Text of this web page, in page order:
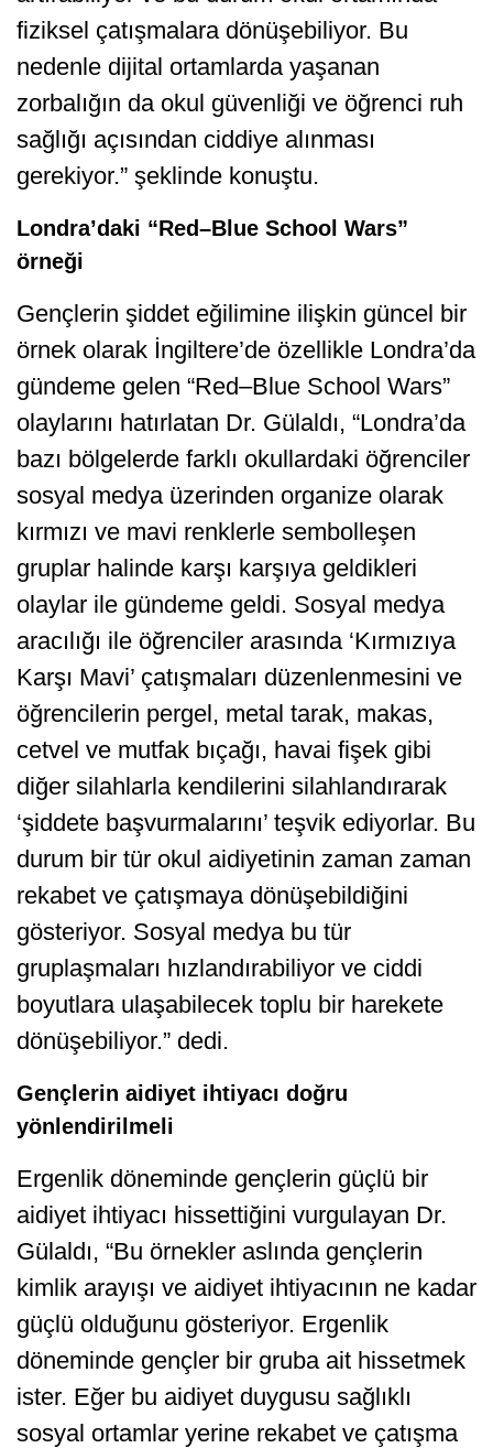
fiziksel çatışmalara dönüşebiliyor. Bu
nedenle dijital ortamlarda yaşanan
zorbalığın da okul güvenliği ve öğrenci ruh
sağlığı açısından ciddiye alınması
gerekiyor.” şeklinde konuştu.
Londra’daki “Red–Blue School Wars”
örneği
Gençlerin şiddet eğilimine ilişkin güncel bir
örnek olarak İngiltere’de özellikle Londra’da
gündeme gelen “Red–Blue School Wars”
olaylarını hatırlatan Dr. Gülaldı, “Londra’da
bazı bölgelerde farklı okullardaki öğrenciler
sosyal medya üzerinden organize olarak
kırmızı ve mavi renklerle sembolleşen
gruplar halinde karşı karşıya geldikleri
olaylar ile gündeme geldi. Sosyal medya
aracılığı ile öğrenciler arasında ‘Kırmızıya
Karşı Mavi’ çatışmaları düzenlenmesini ve
öğrencilerin pergel, metal tarak, makas,
cetvel ve mutfak bıçağı, havai fişek gibi
diğer silahlarla kendilerini silahlandırarak
‘şiddete başvurmalarını’ teşvik ediyorlar. Bu
durum bir tür okul aidiyetinin zaman zaman
rekabet ve çatışmaya dönüşebildiğini
gösteriyor. Sosyal medya bu tür
gruplaşmaları hızlandırabiliyor ve ciddi
boyutlara ulaşabilecek toplu bir harekete
dönüşebiliyor.” dedi.
Gençlerin aidiyet ihtiyacı doğru
yönlendirilmeli
Ergenlik döneminde gençlerin güçlü bir
aidiyet ihtiyacı hissettiğini vurgulayan Dr.
Gülaldı, “Bu örnekler aslında gençlerin
kimlik arayışı ve aidiyet ihtiyacının ne kadar
güçlü olduğunu gösteriyor. Ergenlik
döneminde gençler bir gruba ait hissetmek
ister. Eğer bu aidiyet duygusu sağlıklı
sosyal ortamlar yerine rekabet ve çatışma